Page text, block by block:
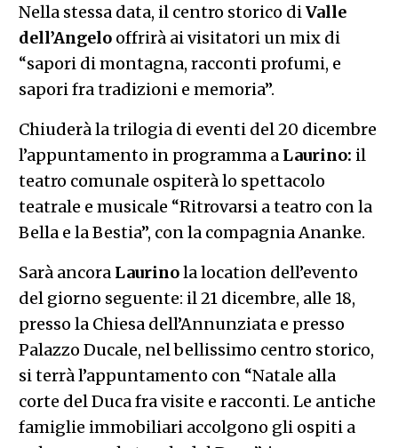
Nella stessa data, il centro storico di Valle
dell’Angelooffrirà ai visitatori un mix di
“sapori di montagna, racconti profumi, e
sapori fra tradizioni e memoria”.
Chiuderà la trilogia di eventi del 20 dicembre
l’appuntamento in programma a Laurino: il
teatro comunale ospiterà lo spettacolo
teatrale e musicale “Ritrovarsi a teatro con la
Bella e la Bestia”, con la compagnia Ananke.
Sarà ancora Laurinola location dell’evento
del giorno seguente: il 21 dicembre, alle 18,
presso la Chiesa dell’Annunziata e presso
Palazzo Ducale, nel bellissimo centro storico,
si terrà l’appuntamento con “Natale alla
corte del Duca fra visite e racconti. Le antiche
famiglie immobiliari accolgono gli ospiti a